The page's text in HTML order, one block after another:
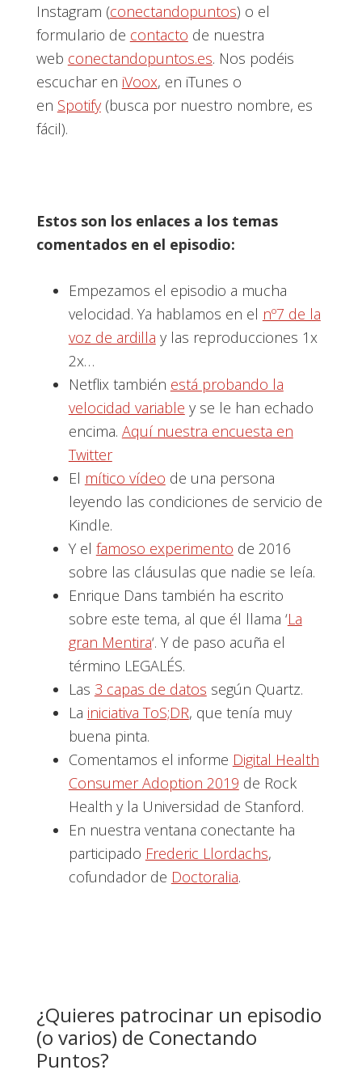
Instagram (conectandopuntos) o el
formulario de contacto de nuestra
web conectandopuntos.es. Nos podéis
escuchar en iVoox, en iTunes o
en Spotify(busca por nuestro nombre, es
fácil).
Estos son los enlaces a los temas
comentados en el episodio:
Empezamos el episodio a mucha
velocidad. Ya hablamos en el nº7 de la
voz de ardilla y las reproducciones 1x
2x…
Netflix también está probando la
velocidad variable y se le han echado
encima. Aquí nuestra encuesta en
Twitter
El mítico vídeo de una persona
leyendo las condiciones de servicio de
Kindle.
Y el famoso experimento de 2016
sobre las cláusulas que nadie se leía.
Enrique Dans también ha escrito
sobre este tema, al que él llama ‘La
gran Mentira‘. Y de paso acuña el
término LEGALÉS.
Las 3 capas de datos según Quartz.
La iniciativa ToS;DR, que tenía muy
buena pinta.
Comentamos el informe Digital Health
Consumer Adoption 2019 de Rock
Health y la Universidad de Stanford.
En nuestra ventana conectante ha
participado Frederic Llordachs,
cofundador de Doctoralia.
¿Quieres patrocinar un episodio
(o varios) de Conectando
Puntos?